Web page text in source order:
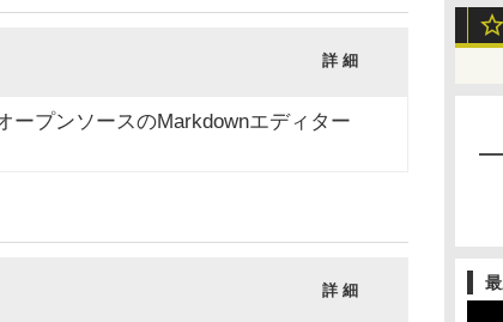
詳 細
ープンソースのMarkdownエディター
詳 細